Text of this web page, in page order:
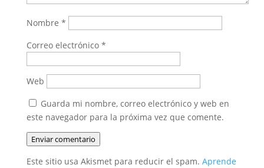
Nombre *
Correo electrónico *
Web
Guarda mi nombre, correo electrónico y web en
este navegador para la próxima vez que comente.
Enviar comentario
Este sitio usa Akismet para reducir el spam. Aprende